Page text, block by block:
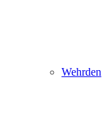
Wehrden